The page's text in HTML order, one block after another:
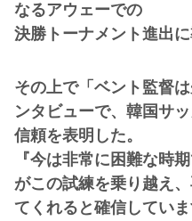
なるアウェーでの
決勝トーナメント進出
その上で「ベント監督
ンタビューで、韓国サ
信頼を表明した。
『今は非常に困難な時
がこの試練を乗り越え
てくれると確信していま